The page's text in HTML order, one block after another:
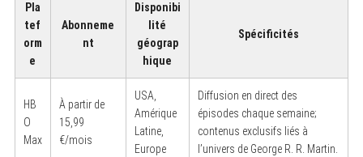
Pla
tef
orm
e
Abonneme
nt
Disponibi
lité
géograp
hique
Spécificités
HB
O
Max
À partir de
15,99
€/mois
USA,
Amérique
Latine,
Europe
Diffusion en direct des
épisodes chaque semaine;
contenus exclusifs liés à
l’univers de George R. R. Martin.